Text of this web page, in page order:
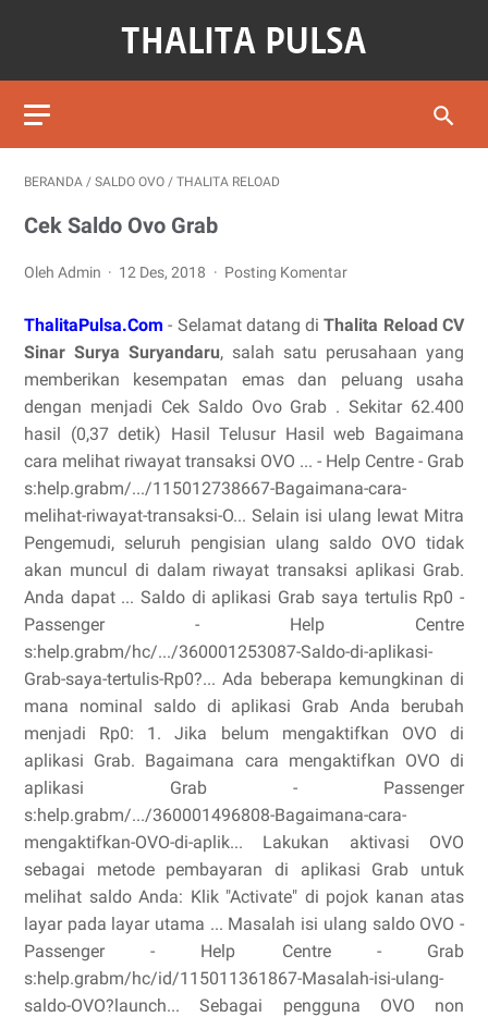
BERANDA / SALDO OVO / THALITA RELOAD
Cek Saldo Ovo Grab
Oleh Admin 12 Des, 2018 Posting Komentar
ThalitaPulsa.Com - Selamat datang diThalita Reload CV
Sinar Surya Suryandaru, salah satu perusahaan yang
memberikan kesempatan emas dan peluang usaha
dengan menjadi Cek Saldo Ovo Grab . Sekitar 62.400
hasil (0,37 detik) Hasil Telusur Hasil web Bagaimana
cara melihat riwayat transaksi OVO ... - Help Centre - Grab
s:help.grabm/.../115012738667-Bagaimana-cara-
melihat-riwayat-transaksi-O... Selain isi ulang lewat Mitra
Pengemudi, seluruh pengisian ulang saldo OVO tidak
akan muncul di dalam riwayat transaksi aplikasi Grab.
Anda dapat ... Saldo di aplikasi Grab saya tertulis Rp0 -
Passenger - Help Centre
s:help.grabm/hc/.../360001253087-Saldo-di-aplikasi-
Grab-saya-tertulis-Rp0?... Ada beberapa kemungkinan di
mana nominal saldo di aplikasi Grab Anda berubah
menjadi Rp0: 1. Jika belum mengaktifkan OVO di
aplikasi Grab. Bagaimana cara mengaktifkan OVO di
aplikasi Grab - Passenger
s:help.grabm/.../360001496808-Bagaimana-cara-
mengaktifkan-OVO-di-aplik... Lakukan aktivasi OVO
sebagai metode pembayaran di aplikasi Grab untuk
melihat saldo Anda: Klik "Activate" di pojok kanan atas
layar pada layar utama ... Masalah isi ulang saldo OVO -
Passenger - Help Centre - Grab
s:help.grabm/hc/id/115011361867-Masalah-isi-ulang-
saldo-OVO?launch... Sebagai pengguna OVO non